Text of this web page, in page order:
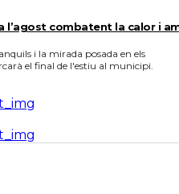
l’agost combatent la calor i
i la mirada posada en els
el final de l'estiu al municipi.